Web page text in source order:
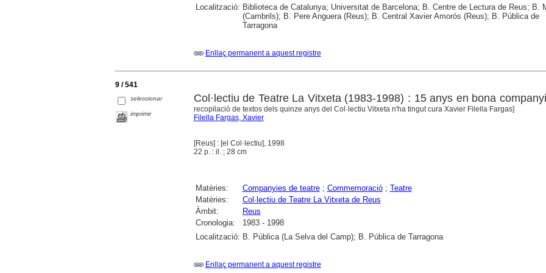
Localització: Biblioteca de Catalunya; Universitat de Barcelona; B. Centre de Lectura de Reus; B.
(Cambrils); B. Pere Anguera (Reus); B. Central Xavier Amorós (Reus); B. Pública de
Tarragona
Enllaç permanent a aquest registre
9 / 541
seleccionar
imprimir
Col·lectiu de Teatre La Vitxeta (1983-1998) : 15 anys en bona
recopilació de textos dels quinze anys del Col·lectiu Vitxeta n'ha tingut cura Xavier Filella Fargas]
Filella Fargas, Xavier
[Reus] : [el Col·lectiu], 1998
22 p. : il. ; 28 cm
Matèries: Companyies de teatre; Commemoració; Teatre
Matèries:
Col·lectiu de Teatre La Vitxeta de Reus
Àmbit:
Reus
Cronologia:
1983 - 1998
Localització: B. Pública (La Selva del Camp); B. Pública de Tarragona
Enllaç permanent a aquest registre